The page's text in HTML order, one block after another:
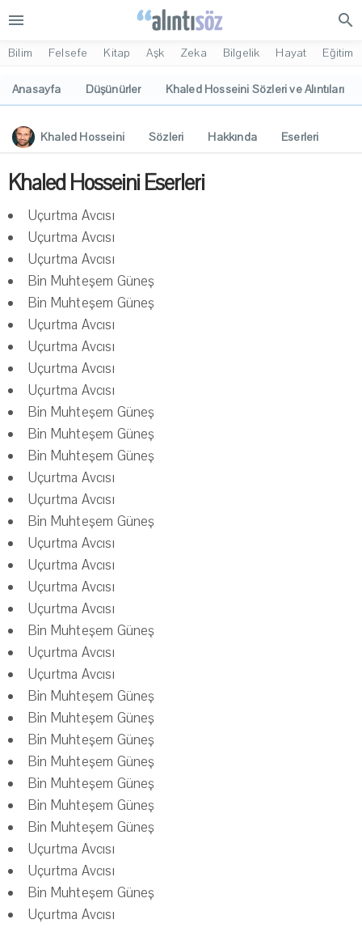
menu search
Bilim Felsefe Kitap Aşk Zeka Bilgelik Hayat Eğitim
Anasayfa Düşünürler Khaled Hosseini Sözleri ve Alıntıları
Khaled Hosseini Sözleri Hakkında
Eserleri
Khaled Hosseini Eserleri
Uçurtma Avcısı
Uçurtma Avcısı
Uçurtma Avcısı
Bin Muhteşem Güneş
Bin Muhteşem Güneş
Uçurtma Avcısı
Uçurtma Avcısı
Uçurtma Avcısı
Uçurtma Avcısı
Bin Muhteşem Güneş
Bin Muhteşem Güneş
Bin Muhteşem Güneş
Uçurtma Avcısı
Uçurtma Avcısı
Bin Muhteşem Güneş
Uçurtma Avcısı
Uçurtma Avcısı
Uçurtma Avcısı
Uçurtma Avcısı
Bin Muhteşem Güneş
Uçurtma Avcısı
Uçurtma Avcısı
Bin Muhteşem Güneş
Bin Muhteşem Güneş
Bin Muhteşem Güneş
Bin Muhteşem Güneş
Bin Muhteşem Güneş
Bin Muhteşem Güneş
Bin Muhteşem Güneş
Uçurtma Avcısı
Uçurtma Avcısı
Bin Muhteşem Güneş
Uçurtma Avcısı